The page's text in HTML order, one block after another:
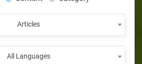
Articles
All Languages